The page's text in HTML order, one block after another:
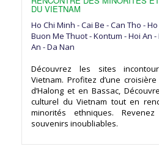
DU VIETNAM
Ho Chi Minh - Cai Be - Can Tho -
Buon Me Thuot - Kontum - Hoi An -
An - Da Nan
Découvrez les sites
Vietnam. Profitez d’une
d’Halong et en Bassac,
culturel du Vietnam tout en
minorités ethniques.
souvenirs inoubliables.